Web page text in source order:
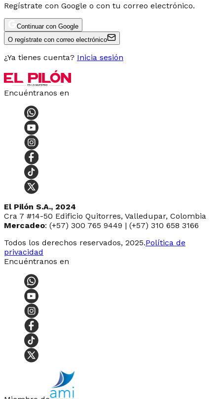
Regístrate con Google o con tu correo electrónico.
Continuar con Google
O regístrate con correo electrónico
¿Ya tienes cuenta? Inicia sesión
Encuéntranos en
El Pilón S.A., 2024
Cra 7 #14-50 Edificio Quitorres, Valledupar, Colombia
Mercadeo: (+57) 300 765 9449 | (+57) 310 658 3166
Todos los derechos reservados, 2025.Política de
privacidad
Encuéntranos en